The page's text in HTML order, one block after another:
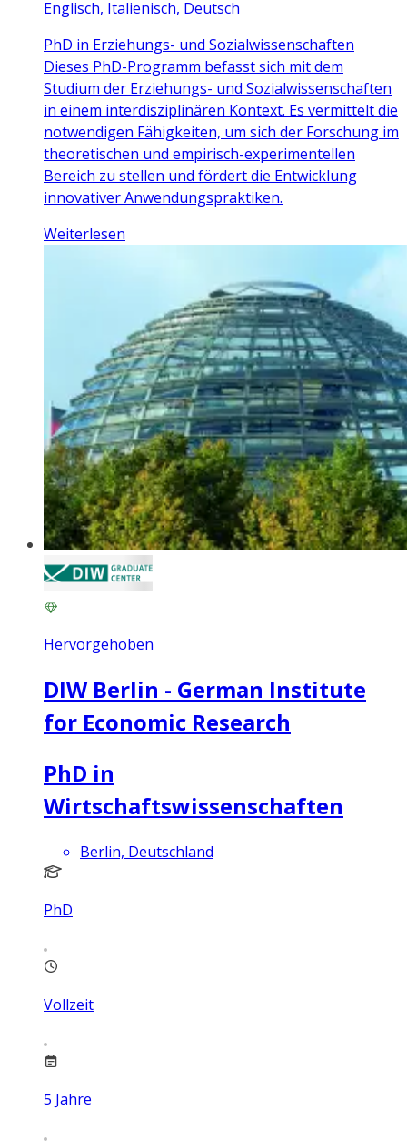
Englisch, Italienisch, Deutsch
PhD in Erziehungs- und Sozialwissenschaften
Dieses PhD-Programm befasst sich mit dem
Studium der Erziehungs- und Sozialwissenschaften
in einem interdisziplinären Kontext. Es vermittelt die
notwendigen Fähigkeiten, um sich der Forschung im
theoretischen und empirisch-experimentellen
Bereich zu stellen und fördert die Entwicklung
innovativer Anwendungspraktiken.
Weiterlesen
Hervorgehoben
DIW Berlin - German Institute
for Economic Research
PhD in
Wirtschaftswissenschaften
Berlin, Deutschland
PhD
Vollzeit
5 Jahre